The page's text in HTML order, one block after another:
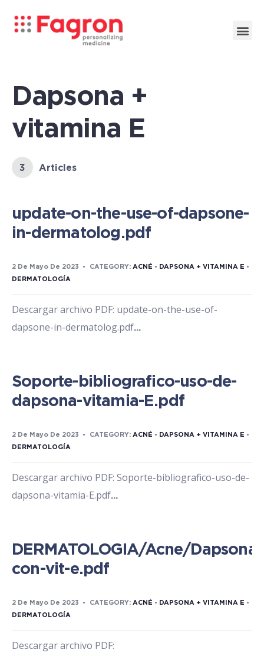
Dapsona +
vitamina E
3 Articles
update-on-the-use-of-dapsone-
in-dermatolog.pdf
2 De Mayo De 2023 • CATEGORY: ACNÉ • DAPSONA + VITAMINA E •
DERMATOLOGÍA
Descargar archivo PDF: update-on-the-use-of-
dapsone-in-dermatolog.pdf...
Soporte-bibliografico-uso-de-
dapsona-vitamia-E.pdf
2 De Mayo De 2023 • CATEGORY: ACNÉ • DAPSONA + VITAMINA E •
DERMATOLOGÍA
Descargar archivo PDF: Soporte-bibliografico-uso-de-
dapsona-vitamia-E.pdf...
DERMATOLOGIA/Acne/
con-vit-e.pdf
2 De Mayo De 2023 • CATEGORY: ACNÉ • DAPSONA + VITAMINA E •
DERMATOLOGÍA
Descargar archivo PDF: